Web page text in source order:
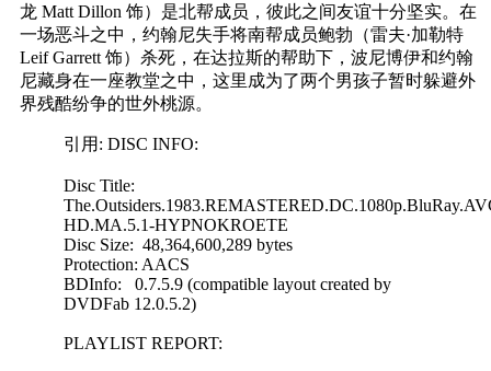
龙 Matt Dillon 饰）是北帮成员，彼此之间友谊十分坚实。在
一场恶斗之中，约翰尼失手将南帮成员鲍勃（雷夫·加勒特
Leif Garrett 饰）杀死，在达拉斯的帮助下，波尼博伊和约翰
尼藏身在一座教堂之中，这里成为了两个男孩子暂时躲避外
界残酷纷争的世外桃源。
引用: DISC INFO:
Disc Title:
HD.MA.5.1-HYPNOKROETE
Disc Size: 48,364,600,289 bytes
Protection: AACS
BDInfo: 0.7.5.9 (compatible layout created by
DVDFab 12.0.5.2)
PLAYLIST REPORT: